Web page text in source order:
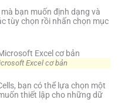
bạn muốn định dạng và
tùy chọn rồi nhấn chọn mục
Excel cơ bản
bạn có thể lựa chọn một
thiết lập cho những dữ